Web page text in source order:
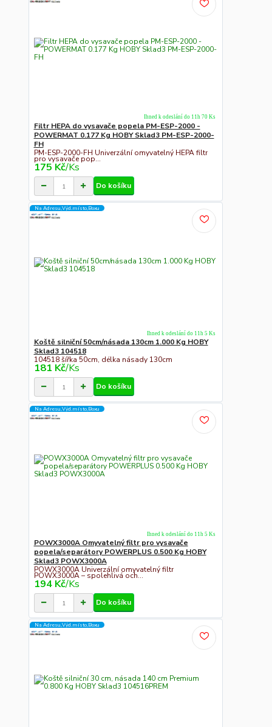
Filtr HEPA do vysavače popela PM-ESP-2000 -
POWERMAT 0.177 Kg HOBY Sklad3 PM-ESP-2000-
FH
PM-ESP-2000-FH Univerzální omyvatelný HEPA filtr
pro vysavače pop...
175 Kč/Ks
Ihned k odeslání do 11h 70 Ks
Do košíku
Na Adresu,Výd.místo,Boxu
Koště silniční 50cm/násada 130cm 1.000 Kg HOBY
Sklad3 104518
104518 šířka 50cm, délka násady 130cm
181 Kč/Ks
Ihned k odeslání do 11h 5 Ks
Do košíku
Na Adresu,Výd.místo,Boxu
POWX3000A Omyvatelný filtr pro vysavače
popela/separátory POWERPLUS 0.500 Kg HOBY
Sklad3 POWX3000A
POWX3000A Univerzální omyvatelný filtr
POWX3000A – spolehlivá och...
194 Kč/Ks
Ihned k odeslání do 11h 5 Ks
Do košíku
Na Adresu,Výd.místo,Boxu